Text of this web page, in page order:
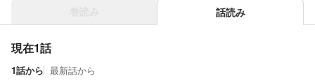
話読み
現在1話
1話から 最新話から